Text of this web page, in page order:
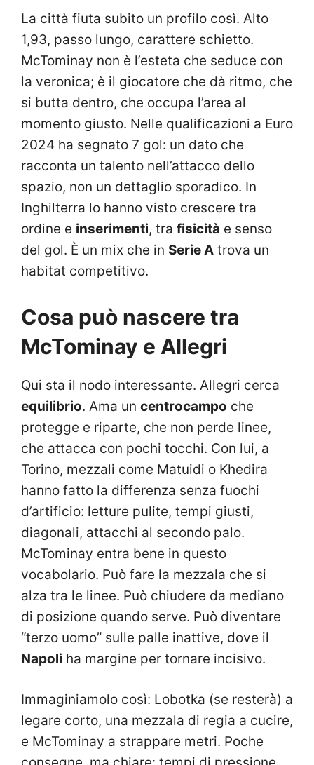
La città fiuta subito un profilo così. Alto
1,93, passo lungo, carattere schietto.
McTominay non è l’esteta che seduce con
la veronica; è il giocatore che dà ritmo, che
si butta dentro, che occupa l’area al
momento giusto. Nelle qualificazioni a Euro
2024 ha segnato 7 gol: un dato che
racconta un talento nell’attacco dello
spazio, non un dettaglio sporadico. In
Inghilterra lo hanno visto crescere tra
ordine e inserimenti, tra fisicità e senso
del gol. È un mix che in Serie A trova un
habitat competitivo.
Cosa può nascere tra
McTominay e Allegri
Qui sta il nodo interessante. Allegri cerca
equilibrio. Ama un centrocampo che
protegge e riparte, che non perde linee,
che attacca con pochi tocchi. Con lui, a
Torino, mezzali come Matuidi o Khedira
hanno fatto la differenza senza fuochi
d’artificio: letture pulite, tempi giusti,
diagonali, attacchi al secondo palo.
McTominay entra bene in questo
vocabolario. Può fare la mezzala che si
alza tra le linee. Può chiudere da mediano
di posizione quando serve. Può diventare
“terzo uomo” sulle palle inattive, dove il
Napoli ha margine per tornare incisivo.
Immaginiamolo così: Lobotka (se resterà) a
legare corto, una mezzala di regia a cucire,
e McTominay a strappare metri. Poche